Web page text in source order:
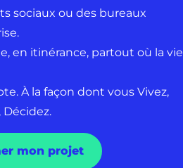
sociaux ou des bureaux
en itinérance, partout où la vie
À la façon dont vous Vivez,
Décidez.
mon projet